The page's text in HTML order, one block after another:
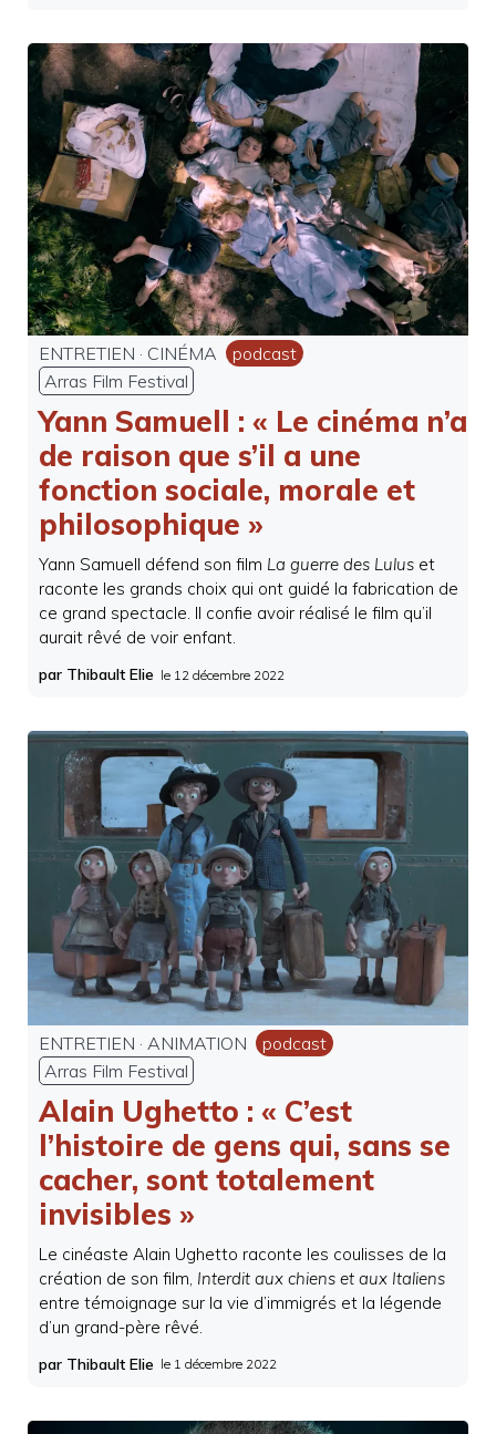
ENTRETIEN · CINÉMA
podcast
Arras Film Festival
Yann Samuell : « Le cinéma n’a
de raison que s’il a une
fonction sociale, morale et
philosophique »
Yann Samuell défend son film La guerre des Lulus et
raconte les grands choix qui ont guidé la fabrication de
ce grand spectacle. Il confie avoir réalisé le film qu’il
aurait rêvé de voir enfant.
par Thibault Elie le 12 décembre 2022
ENTRETIEN · ANIMATION
podcast
Arras Film Festival
Alain Ughetto : « C’est
l’histoire de gens qui, sans se
cacher, sont totalement
invisibles »
Le cinéaste Alain Ughetto raconte les coulisses de la
création de son film, Interdit aux chiens et aux Italiens
entre témoignage sur la vie d’immigrés et la légende
d’un grand-père rêvé.
par Thibault Elie le 1 décembre 2022